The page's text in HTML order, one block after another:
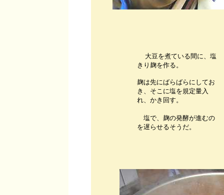
大豆を煮ている間に、塩
きり麹を作る。
麹は先にばらばらにしてお
き、そこに塩を規定量入
れ、かき回す。
塩で、麹の発酵が進むの
を遅らせるそうだ。